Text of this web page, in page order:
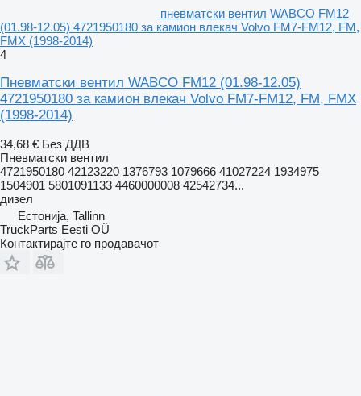
пневматски вентил WABCO FM12
(01.98-12.05) 4721950180 за камион влекач Volvo FM7-FM12, FM,
FMX (1998-2014)
4
Пневматски вентил WABCO FM12 (01.98-12.05)
4721950180 за камион влекач Volvo FM7-FM12, FM, FMX
(1998-2014)
34,68 € Без ДДВ
Пневматски вентил
4721950180 42123220 1376793 1079666 41027224 1934975
1504901 5801091133 4460000008 42542734...
дизел
Естонија, Tallinn
TruckParts Eesti OÜ
Контактирајте го продавачот